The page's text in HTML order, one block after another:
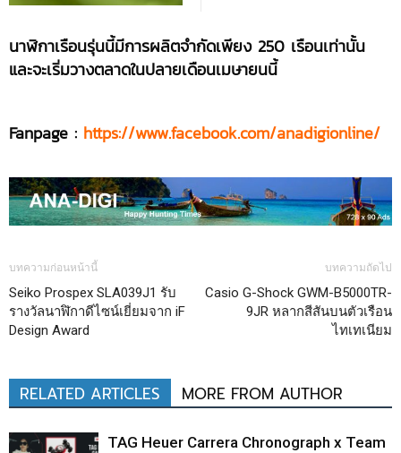
นาฬิกาเรือนรุ่นนี้มีการผลิตจำกัดเพียง 250 เรือนเท่านั้น
และจะเริ่มวางตลาดในปลายเดือนเมษายนนี้
Fanpage : https://www.facebook.com/anadigionline/
บทความก่อนหน้านี้
Seiko Prospex SLA039J1 รับ
รางวัลนาฬิกาดีไซน์เยี่ยมจาก iF
Design Award
บทความถัดไป
Casio G-Shock GWM-B5000TR-
9JR หลากสีสันบนตัวเรือน
ไทเทเนียม
RELATED ARTICLES MORE FROM AUTHOR
TAG Heuer Carrera Chronograph x Team